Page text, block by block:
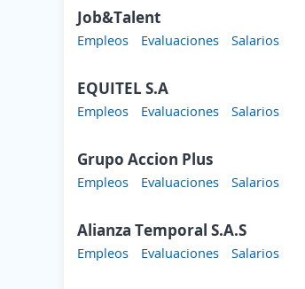
Job&Talent
Empleos Evaluaciones Salarios
EQUITEL S.A
Empleos Evaluaciones Salarios
Grupo Accion Plus
Empleos Evaluaciones Salarios
Alianza Temporal S.A.S
Empleos Evaluaciones Salarios